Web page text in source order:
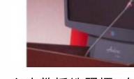
醫可能出於誤會或懷疑
研判他並未捏造證據，
牙醫有誣告。林姓女子
機，提出2022年2月在
持續推動《少年事件處
改革，希望建議教育單
立更完善的即時通報與
因，楊爸爸語氣沉重表